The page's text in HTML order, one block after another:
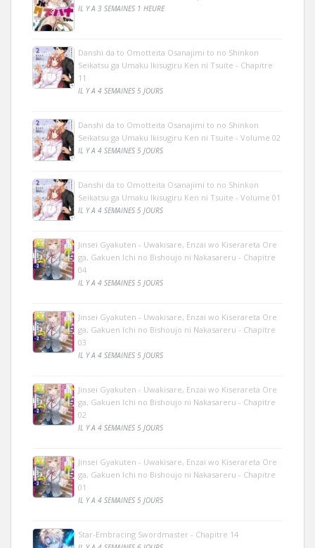
IL Y A 3 SEMAINES 1 HEURE
Danshi da to Omotteita Osanajimi to no Shinkon
Seikatsu ga Umaku Ikisugiru Ken ni Tsuite - Chapitre
11
IL Y A 4 SEMAINES 5 JOURS
Danshi da to Omotteita Osanajimi to no Shinkon
Seikatsu ga Umaku Ikisugiru Ken ni Tsuite - Volume 02
IL Y A 4 SEMAINES 5 JOURS
Danshi da to Omotteita Osanajimi to no Shinkon
Seikatsu ga Umaku Ikisugiru Ken ni Tsuite - Volume 01
IL Y A 4 SEMAINES 5 JOURS
Jinsei Gyakuten - Uwakisare, Enzai wo Kiserareta Ore
ga, Gakuen Ichi no Bishoujo ni Nakasareru - Chapitre
04
IL Y A 4 SEMAINES 5 JOURS
Jinsei Gyakuten - Uwakisare, Enzai wo Kiserareta Ore
ga, Gakuen Ichi no Bishoujo ni Nakasareru - Chapitre
03
IL Y A 4 SEMAINES 5 JOURS
Jinsei Gyakuten - Uwakisare, Enzai wo Kiserareta Ore
ga, Gakuen Ichi no Bishoujo ni Nakasareru - Chapitre
02
IL Y A 4 SEMAINES 5 JOURS
Jinsei Gyakuten - Uwakisare, Enzai wo Kiserareta Ore
ga, Gakuen Ichi no Bishoujo ni Nakasareru - Chapitre
01
IL Y A 4 SEMAINES 5 JOURS
Star-Embracing Swordmaster - Chapitre 14